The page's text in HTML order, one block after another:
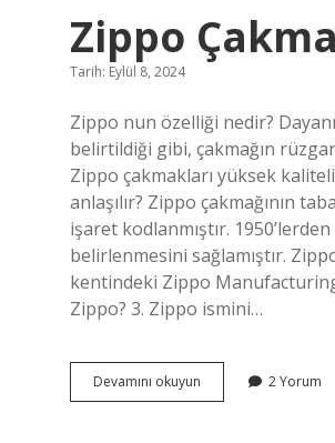
Zippo
Tarih: Eylül 8, 2024
Zippo nun özelliği nedir?
belirtildiği gibi, çakmağın
Zippo çakmakları yüksek
anlaşılır? Zippo çakmağının
işaret kodlanmıştır.
belirlenmesini sağlamıştır.
kentindeki Zippo
Zippo? 3. Zippo ismini…
Devamını okuyun
Çakmak
2 Yorum